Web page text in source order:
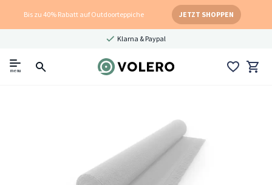
Bis zu 40% Rabatt auf Outdoorteppiche JETZT SHOPPEN
Klarna & Paypal
menu